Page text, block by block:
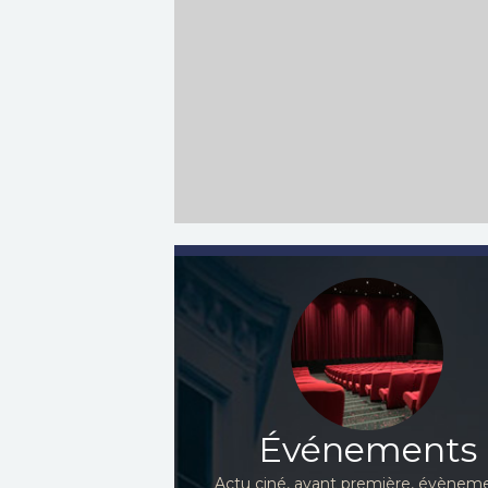
Événements
Actu ciné, avant première,